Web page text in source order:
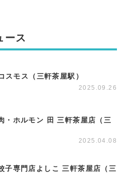
ース
モス（三軒茶屋駅）
2025.09.26
ホルモン 田 三軒茶屋店（三
2025.04.08
専門店よしこ 三軒茶屋店（三